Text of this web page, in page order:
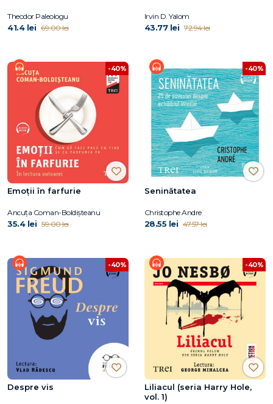
Theodor Paleologu
41.4 lei 69.00 lei
Irvin D. Yalom
43.77 lei 72.94 lei
-40%
Emoții în farfurie
Ancuța Coman-Boldișteanu
35.4 lei 59.00 lei
-40%
Seninătatea
Christophe Andre
28.55 lei 47.57 lei
-40%
Despre vis
-40%
Liliacul (seria Harry Hole,
vol. 1)